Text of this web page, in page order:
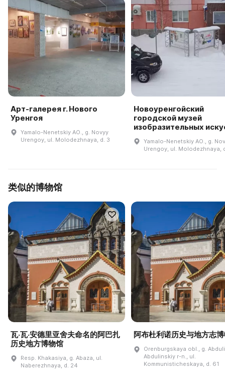
Арт-галерея г. Нового
Уренгоя
Yamalo-Nenetskiy AO., g. Novyy
Urengoy, ul. Molodezhnaya, d. 3
Новоуренгойский
городской музей
изобразительных
Yamalo-Nenetskiy AO., g.
Urengoy, ul. Molodezhnaya,
类似的博物馆
瓦·瓦·安德里亚舍夫命名的阿巴扎
历史地方博物馆
Resp. Khakasiya, g. Abaza, ul.
Naberezhnaya, d. 24
阿布杜利诺历史与地方志
Orenburgskaya obl., g.
Abdulinskiy r-n., ul.
Kommunisticheskaya, d. 61